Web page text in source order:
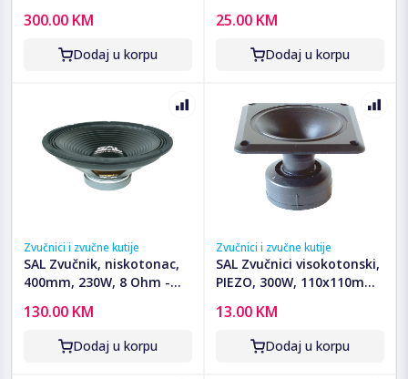
TAB5309/10
300.00 KM
Dodaj u korpu
25.00 KM
Dodaj u korpu
Zvučnici i zvučne kutije
SAL Zvučnik, niskotonac,
400mm, 230W, 8 Ohm -
130.00 KM
Dodaj u korpu
Zvučnici i zvučne kutije
SAL Zvučnici visokotonski,
PIEZO, 300W, 110x110mm
13.00 KM
Dodaj u korpu